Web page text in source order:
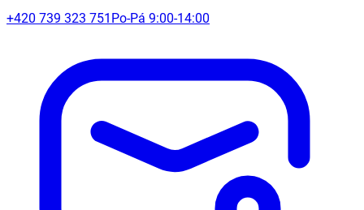
+420 739 323 751 Po-Pá 9:00-14:00